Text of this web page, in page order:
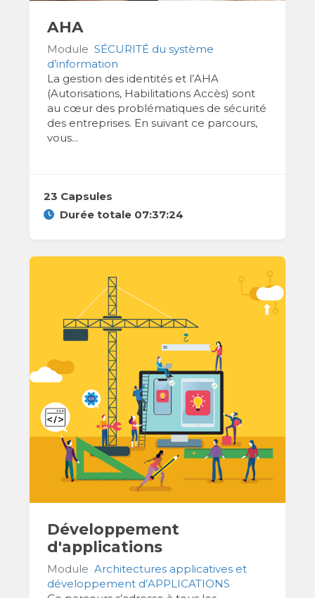
AHA
Module SÉCURITÉ du système
d’information
La gestion des identités et l’AHA
(Autorisations, Habilitations Accès) sont
au cœur des problématiques de sécurité
des entreprises. En suivant ce parcours,
vous...
23 Capsules
Durée totale 07:37:24
Développement
d'applications
Module Architectures applicatives et
développement d’APPLICATIONS